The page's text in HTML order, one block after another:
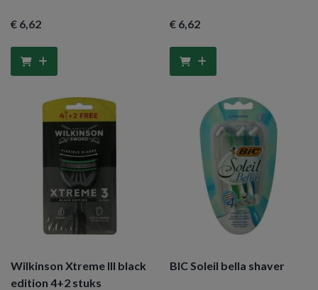
€ 6,62 € 6,62
Wilkinson Xtreme III black
edition 4+2 stuks
BIC Soleil bella shaver